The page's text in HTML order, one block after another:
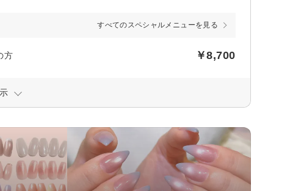
すべてのスペシャルメニューを見る
方 ￥8,700